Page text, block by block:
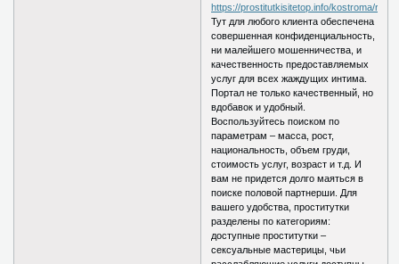
https://prostitutkisitetop.info/kostroma/
Тут для любого клиента обеспечена
совершенная конфиденциальность,
ни малейшего мошенничества, и
качественность предоставляемых
услуг для всех жаждущих интима.
Портал не только качественный, но
вдобавок и удобный.
Воспользуйтесь поиском по
параметрам – масса, рост,
национальность, объем груди,
стоимость услуг, возраст и т.д. И
вам не придется долго маяться в
поиске половой партнерши. Для
вашего удобства, проститутки
разделены по категориям:
доступные проститутки –
сексуальные мастерицы, чьи